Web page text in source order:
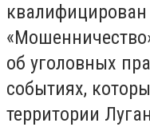
об уголовных
событиях,
территории